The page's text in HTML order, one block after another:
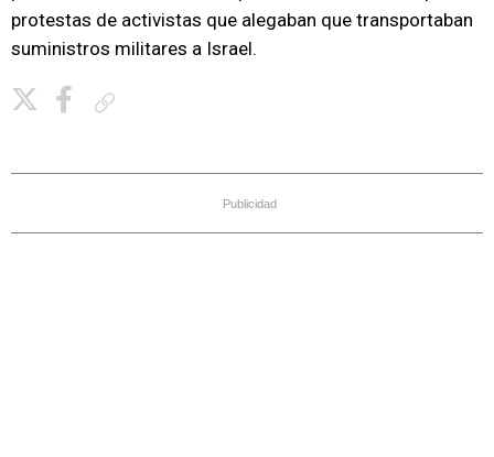
protestas de activistas que alegaban que transportaban
suministros militares a Israel.
Publicidad